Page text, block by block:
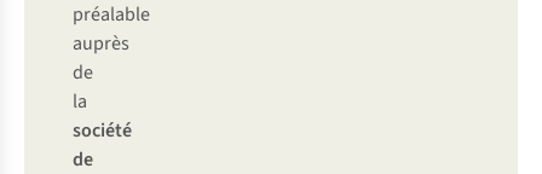
préalable
auprès
de
la
société
de